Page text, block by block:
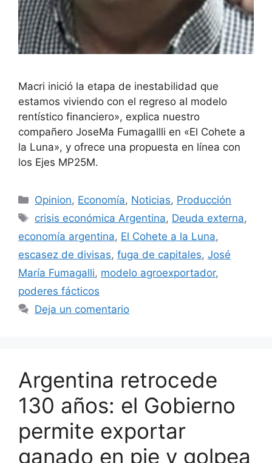
Macri inició la etapa de inestabilidad que
estamos viviendo con el regreso al modelo
rentístico financiero», explica nuestro
compañero JoseMa Fumagallli en «El Cohete a
la Luna», y ofrece una propuesta en línea con
los Ejes MP25M.
Opinion, Economía, Noticias, Producción
crisis económica Argentina, Deuda externa,
economía argentina, El Cohete a la Luna,
escasez de divisas, fuga de capitales, José
María Fumagalli, modelo agroexportador,
poderes fácticos
Deja un comentario
Argentina retrocede
130 años: el Gobierno
permite exportar
ganado en pie y golpea